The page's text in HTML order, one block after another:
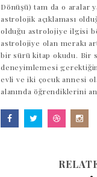
Dönüşü) tam da o aralar
astrolojik açıklaması
olduğu astrolojiye ilgisi
astrolojiye olan merakı
bir sürü kitap okudu. Bir
deneyimlemesi
evli ve iki çocuk annesi
alanında öğrendiklerini